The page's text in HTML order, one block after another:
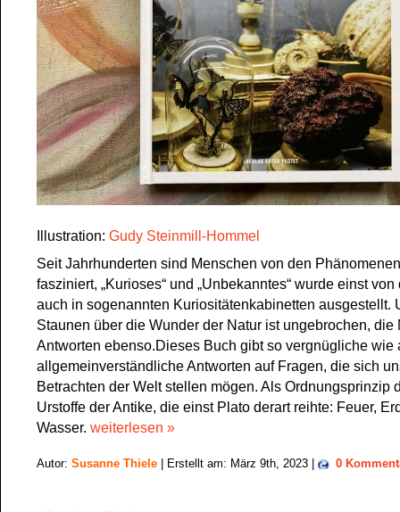
Illustration: Gudy Steinmill-Hommel
Seit Jahrhunderten sind Menschen von den
fasziniert, „Kurioses“ und „Unbekanntes“ wurde einst
auch in sogenannten Kuriositätenkabinetten ausgestellt.
Staunen über die Wunder der Natur ist ungebrochen, die
Antworten ebenso.Dieses Buch gibt so vergnügliche wie
allgemeinverständliche Antworten auf Fragen, die sich
Betrachten der Welt stellen mögen. Als Ordnungsprinzip
Urstoffe der Antike, die einst Plato derart reihte: Feuer,
Wasser. weiterlesen »
Autor: Susanne Thiele | Erstellt am: März 9th, 2023 | 0